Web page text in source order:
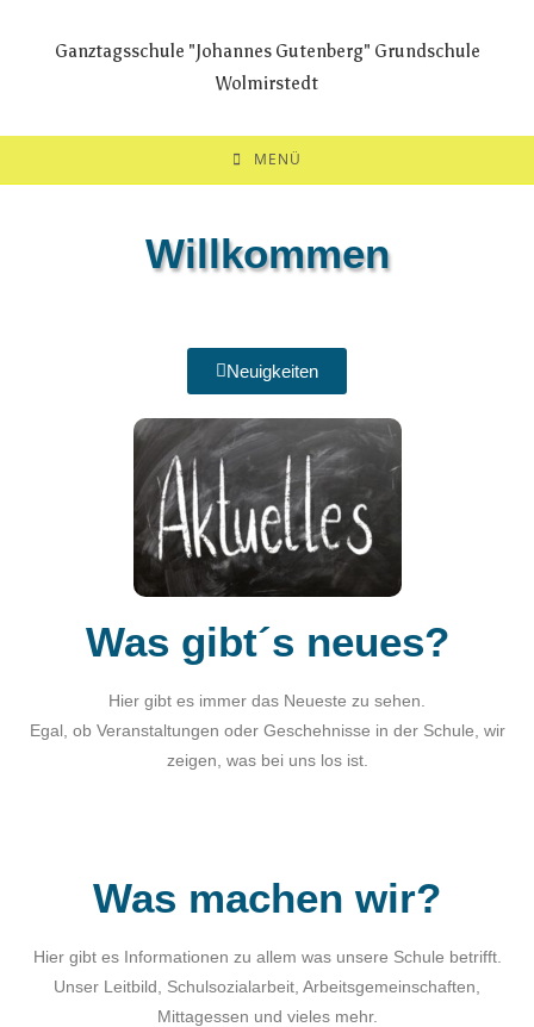
Ganztagsschule "Johannes Gutenberg" Grundschule
Wolmirstedt
MENÜ
Willkommen
Neuigkeiten
Was gibt´s neues?
Hier gibt es immer das Neueste zu sehen.
Egal, ob Veranstaltungen oder Geschehnisse in der Schule, wir
zeigen, was bei uns los ist.
Was machen wir?
Hier gibt es Informationen zu allem was unsere Schule betrifft.
Unser Leitbild, Schulsozialarbeit, Arbeitsgemeinschaften,
Mittagessen und vieles mehr.